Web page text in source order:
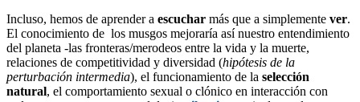
Incluso, hemos de aprender a escuchar más que a simplemente ver.
El conocimiento de los musgos mejoraría así nuestro entendimiento
del planeta -las fronteras/merodeos entre la vida y la muerte,
relaciones de competitividad y diversidad (hipótesis de la
perturbación intermedia), el funcionamiento de la selección
natural, el comportamiento sexual o clónico en interacción con